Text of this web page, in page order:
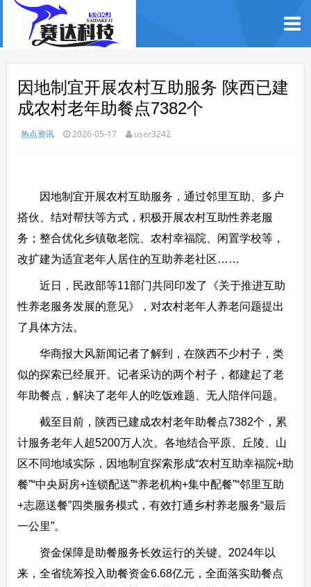
因地制宜开展农村互助服务 陕西已建
成农村老年助餐点7382个
热点资讯 2026-05-17 user3242
因地制宜开展农村互助服务，通过邻里互助、多户
搭伙、结对帮扶等方式，积极开展农村互助性养老服
务；整合优化乡镇敬老院、农村幸福院、闲置学校等，
改扩建为适宜老年人居住的互助养老社区……
近日，民政部等11部门共同印发了《关于推进互助
性养老服务发展的意见》，对农村老年人养老问题提出
了具体方法。
华商报大风新闻记者了解到，在陕西不少村子，类
似的探索已经展开。记者采访的两个村子，都建起了老
年助餐点，解决了老年人的吃饭难题、无人陪伴问题。
截至目前，陕西已建成农村老年助餐点7382个，累
计服务老年人超5200万人次。各地结合平原、丘陵、山
区不同地域实际，因地制宜探索形成“农村互助幸福院+助
餐”“中央厨房+连锁配送”“养老机构+集中配餐”“邻里互助
+志愿送餐”四类服务模式，有效打通乡村养老服务“最后
一公里”。
资金保障是助餐服务长效运行的关键。2024年以
来，全省统筹投入助餐资金6.68亿元，全面落实助餐点